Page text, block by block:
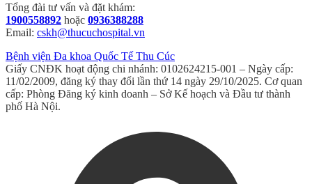
Tổng đài tư vấn và đặt khám:
1900558892 hoặc 0936388288
Email: cskh@thucuchospital.vn
Bệnh viện Đa khoa Quốc Tế Thu Cúc
Giấy CNĐK hoạt động chi nhánh: 0102624215-001 – Ngày cấp:
11/02/2009, đăng ký thay đổi lần thứ 14 ngày 29/10/2025. Cơ quan
cấp: Phòng Đăng ký kinh doanh – Sở Kế hoạch và Đầu tư thành
phố Hà Nội.